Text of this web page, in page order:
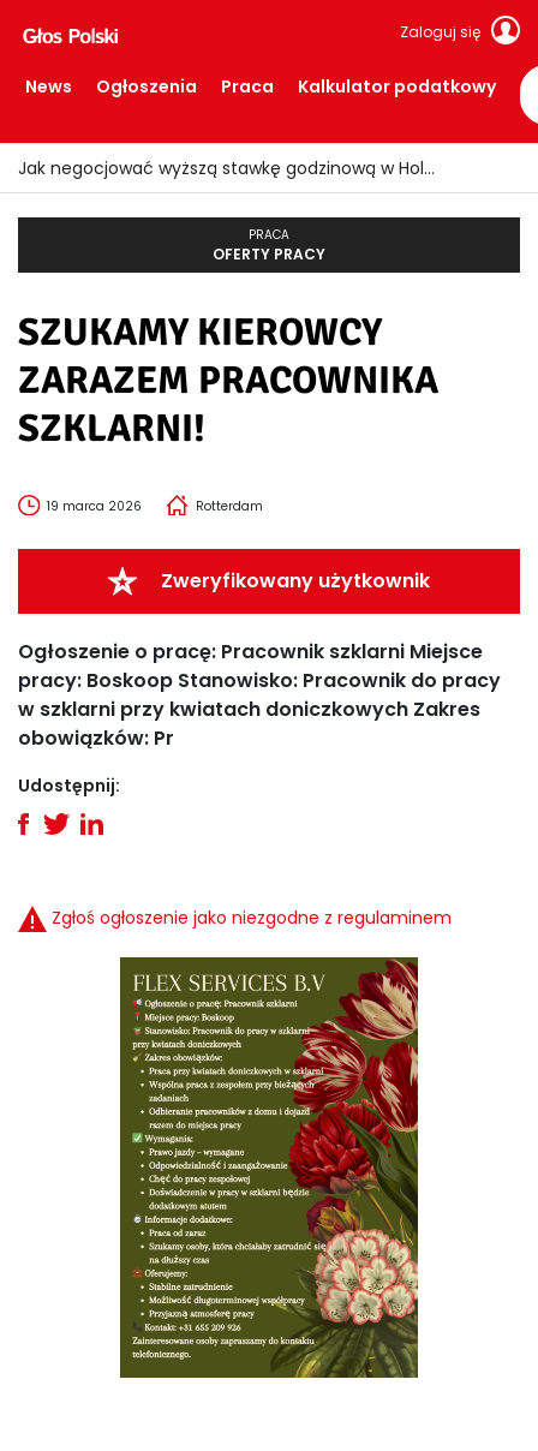
Zaloguj się
News Ogłoszenia Praca Kalkulator podatkowy
Jak negocjować wyższą stawkę godzinową w Holandii?
PRACA
OFERTY PRACY
SZUKAMY KIEROWCY
ZARAZEM PRACOWNIKA
SZKLARNI!
19 marca 2026 Rotterdam
Zweryfikowany użytkownik
Ogłoszenie o pracę: Pracownik szklarni Miejsce
pracy: Boskoop Stanowisko: Pracownik do pracy
w szklarni przy kwiatach doniczkowych Zakres
obowiązków: Pr
Udostępnij:
Zgłoś ogłoszenie jako niezgodne z regulaminem